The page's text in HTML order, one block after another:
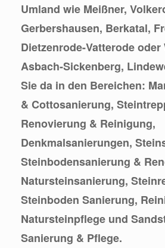
Umland wie Meißner,
Gerbershausen, Berkatal,
Dietzenrode-Vatterode oder
Asbach-Sickenberg,
Sie da in den Bereichen:
& Cottosanierung,
Renovierung & Reinigung,
Denkmalsanierungen,
Steinbodensanierung &
Natursteinsanierung,
Steinboden Sanierung,
Natursteinpflege und
Sanierung & Pflege.